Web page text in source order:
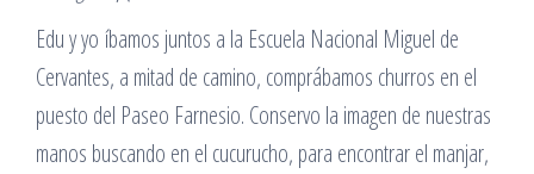
Edu y yo íbamos juntos a la Escuela Nacional Miguel de
Cervantes, a mitad de camino, comprábamos churros en el
puesto del Paseo Farnesio. Conservo la imagen de nuestras
manos buscando en el cucurucho, para encontrar el manjar,